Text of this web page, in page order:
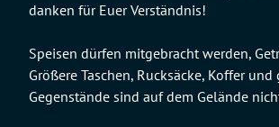
danken für Euer Verständnis!
Speisen dürfen mitgebracht werden,
Größere Taschen, Rucksäcke, Koffer
Gegenstände sind auf dem Gelände